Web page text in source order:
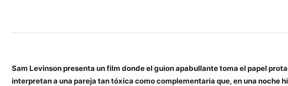
Sam Levinson presenta un film donde el guion apabullante toma el papel
interpretan a una pareja tan tóxica como complementaria que, en una noche